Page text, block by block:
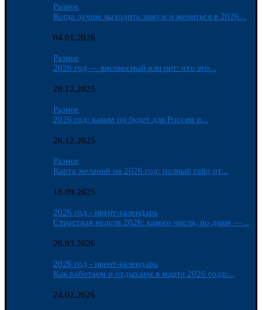
Разное
Когда лучше выходить замуж и жениться в 2026...
04.01.2026
Разное
2026 год — високосный или нет: что это...
28.12.2025
Разное
2026 год: каким он будет для России и...
26.12.2025
Разное
Карта желаний на 2026 год: полный гайд от...
18.09.2025
2026 год - ивент-календарь
Страстная неделя 2026: какого числа, по дням —...
20.03.2026
2026 год - ивент-календарь
Как работаем и отдыхаем в марте 2026 года:...
24.02.2026